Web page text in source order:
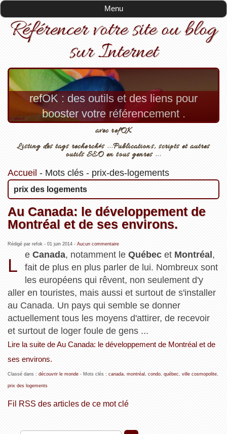
Menu
Référencer votre site ou blog
sur Internet
refOK : des outils et des liens pour
booster votre référencement .
avec refOK
Listing des tags recherchés ...Publications, scripts et autres
outils SEO en tous genres ...
Accueil - Mots clés- prix-des-logements
prix des logements
Au Canada: le développement de
Montréal et de ses environs.
Rédigé par refok - 01 juin 2014- Aucun commentaire
L
eCanada, notamment leQuébec et Montréal,
fait de plus en plus parler de lui. Nombreux sont
les européens qui rêvent, non seulement d'y
aller en touristes, mais aussi et surtout de s'installer
au Canada. Un pays qui semble se donner
actuellement tous les moyens d'attirer, de recevoir
et surtout de loger foule de gens ...
Lire la suite de Au Canada: le développement de Montréal et de
ses environs.
Classé dans : découvrir le monde- Mots clés : canada, montréal condo, québec ville cosmopolite,
prix des logements
Fil RSS des articles de ce mot clé